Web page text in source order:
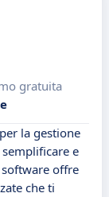
gratuita
la gestione
e
offre
che ti